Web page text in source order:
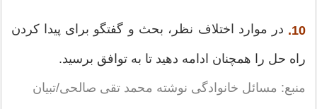
10. در موارد اختلاف نظر، بحث و گفتگو برای پیدا کردن
راه حل را همچنان ادامه دهید تا به توافق برسید.
منبع: مسائل خانوادگی نوشته محمد تقی صالحی/تبیان